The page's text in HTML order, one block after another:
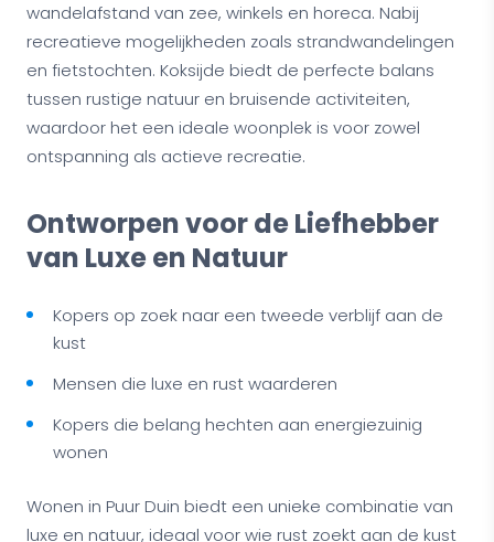
wandelafstand van zee, winkels en horeca. Nabij
recreatieve mogelijkheden zoals strandwandelingen
en fietstochten. Koksijde biedt de perfecte balans
tussen rustige natuur en bruisende activiteiten,
waardoor het een ideale woonplek is voor zowel
ontspanning als actieve recreatie.
Ontworpen voor de Liefhebber
van Luxe en Natuur
Kopers op zoek naar een tweede verblijf aan de
kust
Mensen die luxe en rust waarderen
Kopers die belang hechten aan energiezuinig
wonen
Wonen in Puur Duin biedt een unieke combinatie van
luxe en natuur, ideaal voor wie rust zoekt aan de kust